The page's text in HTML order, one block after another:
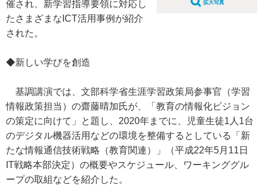
拡大写真
催され、新学習指導要領に対応し
たさまざまなICT活用事例が紹介
された。
◆新しい学びを創造
基調講演では、文部科学省生涯学習政策局参事官（学習
情報政策担当）の齋藤晴加氏が、「教育の情報化ビジョン
の策定に向けて」と題し、2020年までに、児童生徒1人1台
のデジタル機器活用などの環境を整備するとしている「新
たな情報通信技術戦略（教育関連）」（平成22年5月11日
IT戦略本部決定）の概要やスケジュール、ワーキンググル
ープの取組などを紹介した。